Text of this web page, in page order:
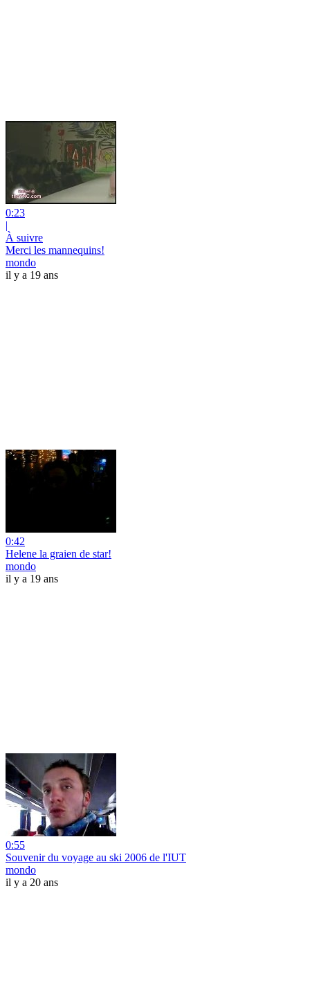
0:23
|
À suivre
Merci les mannequins!
mondo
il y a 19 ans
0:42
Helene la graien de star!
mondo
il y a 19 ans
0:55
Souvenir du voyage au ski 2006 de l'IUT
mondo
il y a 20 ans